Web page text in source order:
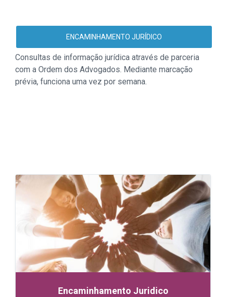
ENCAMINHAMENTO JURÍDICO
Consultas de informação jurídica através de parceria
com a Ordem dos Advogados. Mediante marcação
prévia, funciona uma vez por semana.
Encaminhamento Juridico